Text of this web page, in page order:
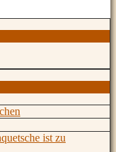
ist zu